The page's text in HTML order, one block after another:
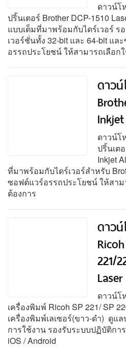
ดาวน์โ
ปริ้นเตอร์ Brother DCP-1510
แบบเต็มที่มาพร้อมกับไดร์เวอร์ ร
เวอร์ชั่นทั้ง 32-bit และ 64-bit แล
อรรถประโยชน์ ให้สามารถเลือก
ดาวน์
ดาวน์โ
ปริ้นเต
Inkjet
ที่มาพร้อมกับไดร์เวอร์สำหรับ
ซอฟต์แวร์อรรถประโยชน์ ให้สาม
ต้องการ
ดาวน์
221/
ดาวน์โ
เครื่องพิมพ์ Ricoh SP 221/ SP
เครื่องพิมพ์เลเซอร์(ขาว-ดำ) ดูแ
การใช้งาน รองรับระบบปฏิบัติกา
iOS / Android